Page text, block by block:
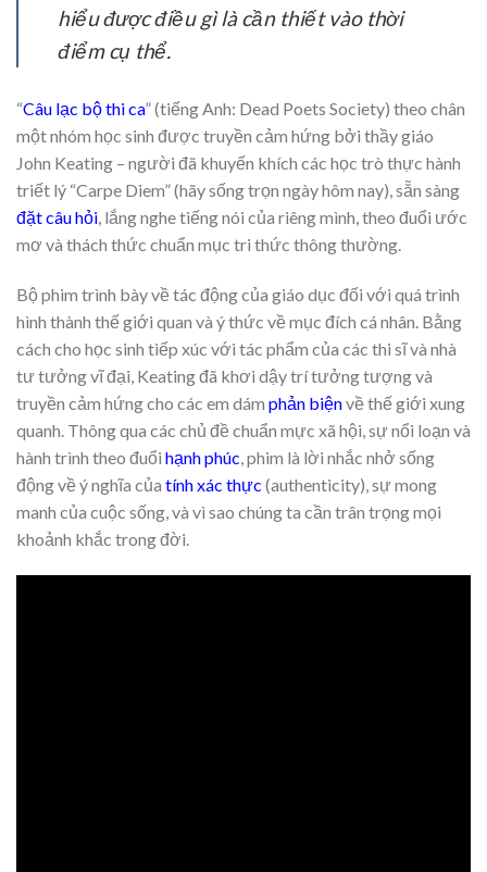
hiểu được điều gì là cần thiết vào thời
điểm cụ thể.
“Câu lạc bộ thi ca” (tiếng Anh: Dead Poets Society) theo chân
một nhóm học sinh được truyền cảm hứng bởi thầy giáo
John Keating – người đã khuyến khích các học trò thực hành
triết lý “Carpe Diem” (hãy sống trọn ngày hôm nay), sẵn sàng
đặt câu hỏi, lắng nghe tiếng nói của riêng mình, theo đuổi ước
mơ và thách thức chuẩn mục tri thức thông thường.
Bộ phim trình bày về tác động của giáo dục đối với quá trình
hình thành thế giới quan và ý thức về mục đích cá nhân. Bằng
cách cho học sinh tiếp xúc với tác phẩm của các thi sĩ và nhà
tư tưởng vĩ đại, Keating đã khơi dậy trí tưởng tượng và
truyền cảm hứng cho các em dám phản biệnvề thế giới xung
quanh. Thông qua các chủ đề chuẩn mực xã hội, sự nổi loạn và
hành trình theo đuổi hạnh phúc, phim là lời nhắc nhở sống
động về ý nghĩa của tính xác thực (authenticity), sự mong
manh của cuộc sống, và vì sao chúng ta cần trân trọng mọi
khoảnh khắc trong đời.